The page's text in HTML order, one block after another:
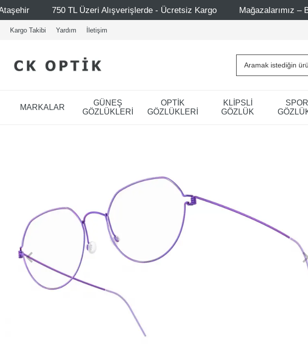
Alışverişlerde - Ücretsiz Kargo Mağazalarımız – Bağdat Caddesi 1 -
Kargo Takibi Yardım İletişim
MARKALAR
GÜNEŞ
GÖZLÜKLERİ
OPTİK
GÖZLÜKLERİ
KLİPSLİ
GÖZLÜK